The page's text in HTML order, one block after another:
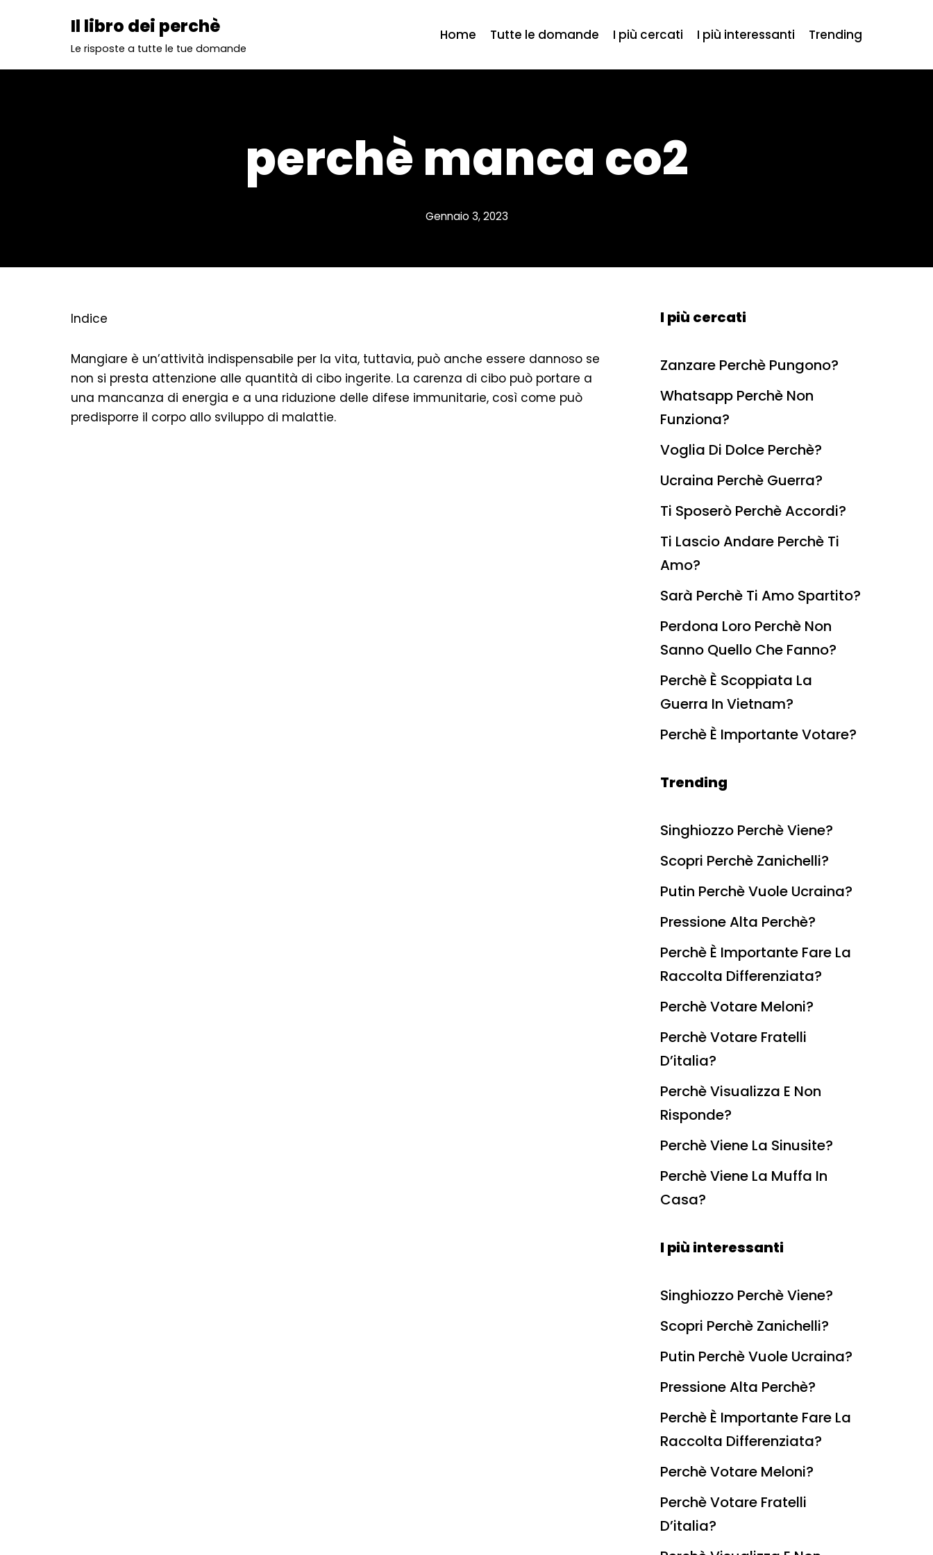
Il libro dei perchè
Le risposte a tutte le tue domande
Home Tutte le domande I più cercati I più interessanti Trending
perchè manca co2
Gennaio 3, 2023
Indice
Mangiare è un’attività indispensabile per la vita, tuttavia, può anche essere dannoso se
non si presta attenzione alle quantità di cibo ingerite. La carenza di cibo può portare a
una mancanza di energia e a una riduzione delle difese immunitarie, così come può
predisporre il corpo allo sviluppo di malattie.
I più cercati
Zanzare Perchè Pungono?
Whatsapp Perchè Non
Funziona?
Voglia Di Dolce Perchè?
Ucraina Perchè Guerra?
Ti Sposerò Perchè Accordi?
Ti Lascio Andare Perchè Ti
Amo?
Sarà Perchè Ti Amo Spartito?
Perdona Loro Perchè Non
Sanno Quello Che Fanno?
Perchè È Scoppiata La
Guerra In Vietnam?
Perchè È Importante Votare?
Trending
Singhiozzo Perchè Viene?
Scopri Perchè Zanichelli?
Putin Perchè Vuole Ucraina?
Pressione Alta Perchè?
Perchè È Importante Fare La
Raccolta Differenziata?
Perchè Votare Meloni?
Perchè Votare Fratelli
D’italia?
Perchè Visualizza E Non
Risponde?
Perchè Viene La Sinusite?
Perchè Viene La Muffa In
Casa?
I più interessanti
Singhiozzo Perchè Viene?
Scopri Perchè Zanichelli?
Putin Perchè Vuole Ucraina?
Pressione Alta Perchè?
Perchè È Importante Fare La
Raccolta Differenziata?
Perchè Votare Meloni?
Perchè Votare Fratelli
D’italia?